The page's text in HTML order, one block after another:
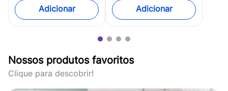
Nossos produtos favoritos
Clique para descobrir!